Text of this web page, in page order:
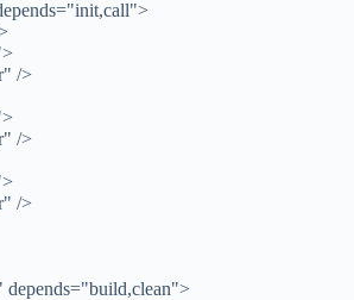
/>
/>
/>
depends="build,clean">